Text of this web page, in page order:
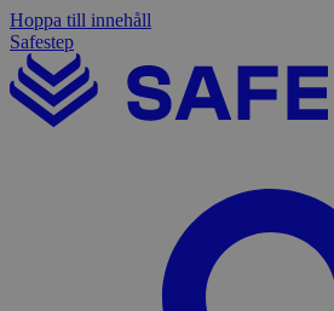
Hoppa till innehåll
Safestep